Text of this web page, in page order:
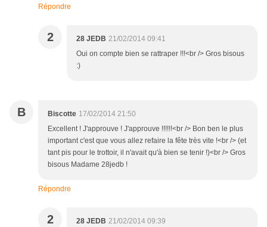
Répondre
2 28 JEDB 21/02/2014 09:41
Oui on compte bien se rattraper !!!<br /> Gros bisous
:)
B Biscotte 17/02/2014 21:50
Excellent ! J'approuve ! J'approuve !!!!!!<br /> Bon ben le plus
important c'est que vous allez refaire la fête très vite !<br /> (et
tant pis pour le trottoir, il n'avait qu'à bien se tenir !)<br /> Gros
bisous Madame 28jedb !
Répondre
2 28 JEDB 21/02/2014 09:39